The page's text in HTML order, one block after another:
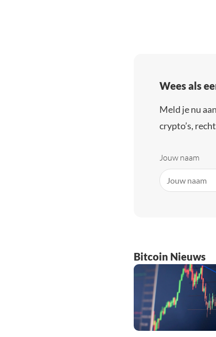
Wees als
Meld je nu
crypto’s,
Jouw naam
Bitcoin Nieuws